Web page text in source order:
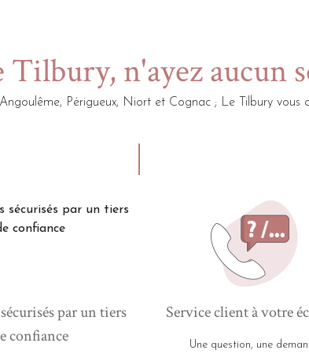
Tilbury, n'ayez aucun
Périgueux, Niort et Cognac ; Le Tilbury vous
par un tiers
confiance
Service client à votre
Une question, une